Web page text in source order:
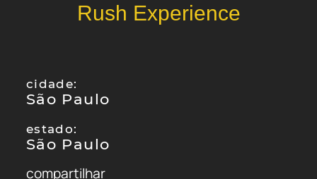
Rush Experience
cidade:
São Paulo
estado:
São Paulo
compartilhar